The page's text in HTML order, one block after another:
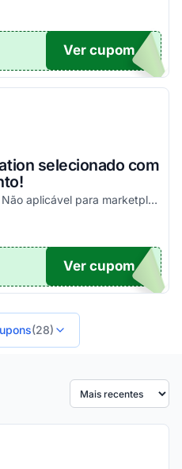
OFF
Ver cupom
selecionado com
Válido para lista selecionada. Não aplicável para marketplace. Aproveite!
FF
Ver cupom
(28)
Ordenar por